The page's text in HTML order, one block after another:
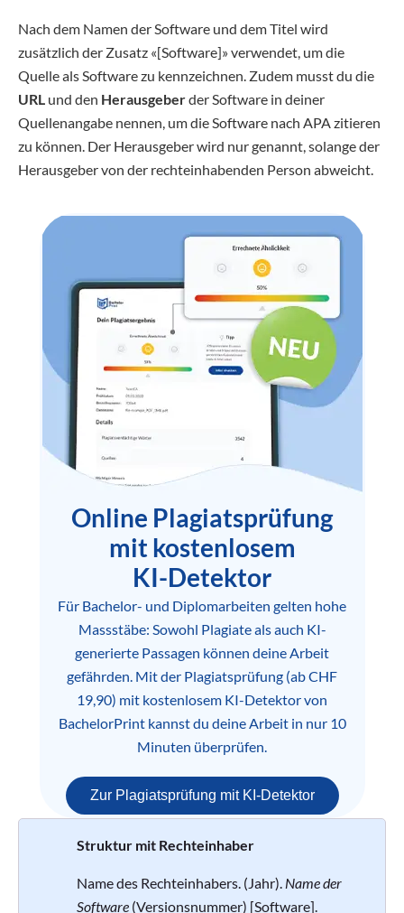
Nach dem Namen der Software und dem Titel wird
zusätzlich der Zusatz «[Software]» verwendet, um die
Quelle als Software zu kennzeichnen. Zudem musst du die
URL und den Herausgeberder Software in deiner
Quellenangabe nennen, um die Software nach APA zitieren
zu können. Der Herausgeber wird nur genannt, solange der
Herausgeber von der rechteinhabenden Person abweicht.
Online Plagiatsprüfung
mit kostenlosem
KI-Detektor
Für Bachelor- und Diplomarbeiten gelten hohe
Massstäbe: Sowohl Plagiate als auch KI-
generierte Passagen können deine Arbeit
gefährden. Mit der Plagiatsprüfung (ab CHF
19,90) mit kostenlosem KI-Detektor von
BachelorPrint kannst du deine Arbeit in nur 10
Minuten überprüfen.
Zur Plagiatsprüfung mit KI-Detektor
Struktur mit Rechteinhaber
Name des Rechteinhabers. (Jahr). Name der
Software (Versionsnummer) [Software].